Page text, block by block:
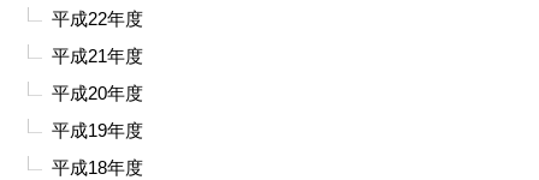
平成22年度
平成21年度
平成20年度
平成19年度
平成18年度